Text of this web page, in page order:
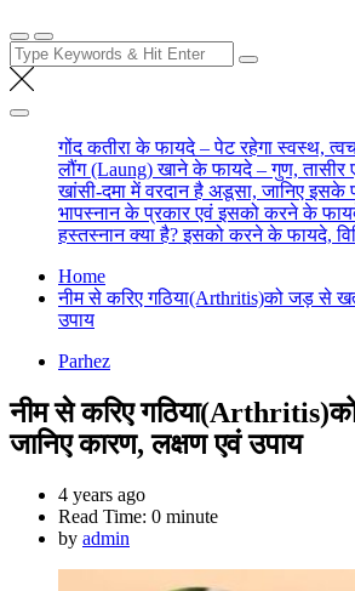
Search
for:
गोंद कतीरा के फायदे – पेट रहेगा स्वस्थ,
लौंग (Laung) खाने के फायदे – गुण, तासीर
खांसी-दमा में वरदान है अडूसा, जानिए इसके
भापस्नान के प्रकार एवं इसको करने के
हस्तस्नान क्या है? इसको करने के फायदे,
Home
नीम से करिए गठिया(Arthritis)को जड़ से
उपाय
Parhez
नीम से करिए
जानिए कारण, लक्षण एवं उपाय
4 years ago
Read Time: 0 minute
by admin